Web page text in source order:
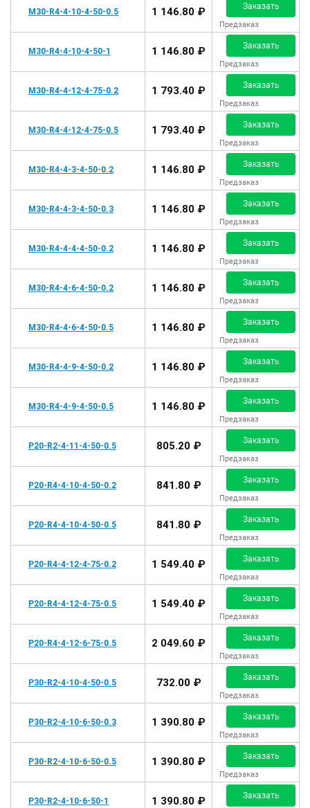
M30-R4-4-10-4-50-0.5 1 146.80 ₽
Заказать
Предзаказ
M30-R4-4-10-4-50-1 1 146.80 ₽
Заказать
Предзаказ
M30-R4-4-12-4-75-0.2 1 793.40 ₽
Заказать
Предзаказ
M30-R4-4-12-4-75-0.5 1 793.40 ₽
Заказать
Предзаказ
M30-R4-4-3-4-50-0.2 1 146.80 ₽
Заказать
Предзаказ
M30-R4-4-3-4-50-0.3 1 146.80 ₽
Заказать
Предзаказ
M30-R4-4-4-4-50-0.2 1 146.80 ₽
Заказать
Предзаказ
M30-R4-4-6-4-50-0.2 1 146.80 ₽
Заказать
Предзаказ
M30-R4-4-6-4-50-0.5 1 146.80 ₽
Заказать
Предзаказ
M30-R4-4-9-4-50-0.2 1 146.80 ₽
Заказать
Предзаказ
M30-R4-4-9-4-50-0.5 1 146.80 ₽
Заказать
Предзаказ
P20-R2-4-11-4-50-0.5 805.20 ₽
Заказать
Предзаказ
P20-R4-4-10-4-50-0.2 841.80 ₽
Заказать
Предзаказ
P20-R4-4-10-4-50-0.5 841.80 ₽
Заказать
Предзаказ
P20-R4-4-12-4-75-0.2 1 549.40 ₽
Заказать
Предзаказ
P20-R4-4-12-4-75-0.5 1 549.40 ₽
Заказать
Предзаказ
P20-R4-4-12-6-75-0.5 2 049.60 ₽
Заказать
Предзаказ
P30-R2-4-10-4-50-0.5 732.00 ₽
Заказать
Предзаказ
P30-R2-4-10-6-50-0.3 1 390.80 ₽
Заказать
Предзаказ
P30-R2-4-10-6-50-0.5 1 390.80 ₽
Заказать
Предзаказ
P30-R2-4-10-6-50-1 1 390.80 ₽
Заказать